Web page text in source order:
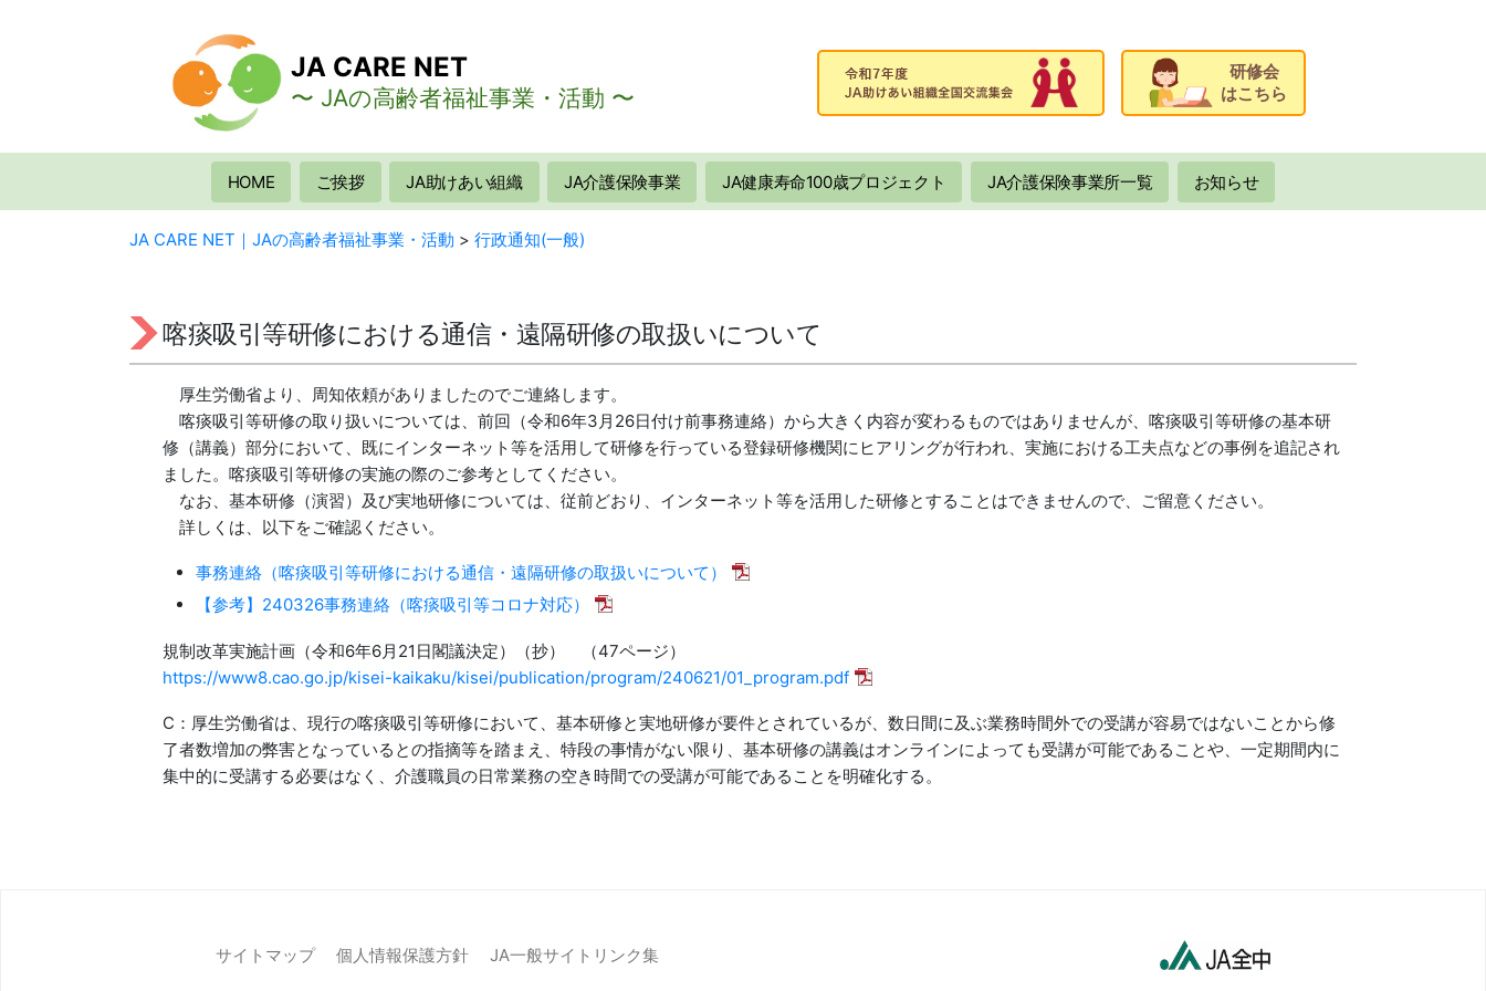
JA CARE NET
〜 JAの高齢者福祉事業・活動 〜
研修会
はこちら
HOME ご挨拶 JA助けあい組織 JA介護保険事業 JA健康寿命100歳プロジェクト JA介護保険事業所一覧 お知らせ
JA CARE NET｜JAの高齢者福祉事業・活動 > 行政通知(一般)
喀痰吸引等研修における通信・遠隔研修の取扱いについて
厚生労働省より、周知依頼がありましたのでご連絡します。
喀痰吸引等研修の取り扱いについては、前回（令和6年3月26日付け前事務連絡）から大きく内容が変わるものではありませんが、喀痰吸引等研修の基本研
修（講義）部分において、既にインターネット等を活用して研修を行っている登録研修機関にヒアリングが行われ、実施における工夫点などの事例を追記され
ました。喀痰吸引等研修の実施の際のご参考としてください。
なお、基本研修（演習）及び実地研修については、従前どおり、インターネット等を活用した研修とすることはできませんので、ご留意ください。
詳しくは、以下をご確認ください。
事務連絡（喀痰吸引等研修における通信・遠隔研修の取扱いについて）
【参考】240326事務連絡（喀痰吸引等コロナ対応）
規制改革実施計画（令和6年6月21日閣議決定）（抄） （47ページ）
https://www8.cao.go.jp/kisei-kaikaku/kisei/publication/program/240621/01_program.pdf
C：厚生労働省は、現行の喀痰吸引等研修において、基本研修と実地研修が要件とされているが、数日間に及ぶ業務時間外での受講が容易ではないことから修
了者数増加の弊害となっているとの指摘等を踏まえ、特段の事情がない限り、基本研修の講義はオンラインによっても受講が可能であることや、一定期間内に
集中的に受講する必要はなく、介護職員の日常業務の空き時間での受講が可能であることを明確化する。
サイトマップ 個人情報保護方針 JA一般サイトリンク集